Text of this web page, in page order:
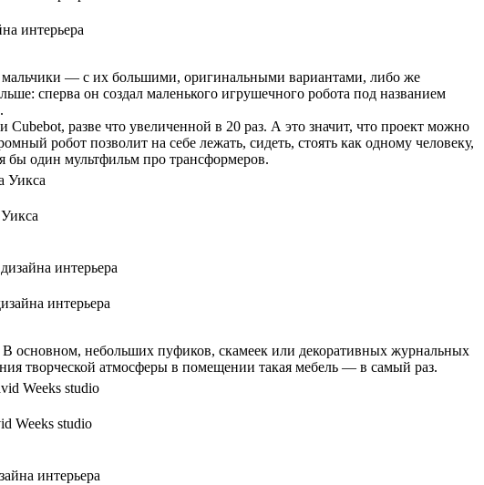
интерьера
— с их большими, оригинальными вариантами, либо же
сперва он создал маленького игрушечного робота под названием
разве что увеличенной в 20 раз. А это значит, что проект можно
робот позволит на себе лежать, сидеть, стоять как одному человеку,
бы один мультфильм про трансформеров.
интерьера
В основном, небольших пуфиков, скамеек или декоративных журнальных
творческой атмосферы в помещении такая мебель — в самый раз.
Weeks studio